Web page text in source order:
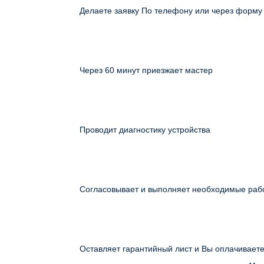
Делаете заявку По телефону или через форму
Через 60 минут приезжает мастер
Проводит диагностику устройства
Согласовывает и выполняет необходимые
Оставляет гарантийный лист и Вы оплачиваете